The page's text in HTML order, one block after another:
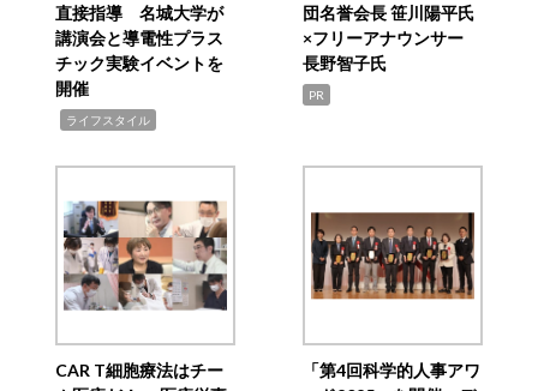
直接指導 名城大学が
講演会と導電性プラス
チック実験イベントを
開催
ライフスタイル
団名誉会長 笹川陽平氏
×フリーアナウンサー
長野智子氏
PR
CAR T細胞療法はチー
「第4回科学的人事アワ